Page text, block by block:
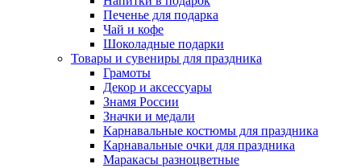
Печенье для подарка
Чай и кофе
Шоколадные подарки
Товары и сувениры для праздника
Грамоты
Декор и аксессуары
Знамя России
Значки и медали
Карнавальные костюмы для праздника
Карнавальные очки для праздника
Маракасы разноцветные